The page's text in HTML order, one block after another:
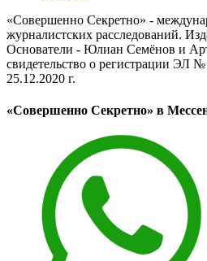
«Совершенно Секретно» -
журналистских расследований.
Основатели - Юлиан Семёнов и
свидетельство о регистрации ЭЛ
25.12.2020 г.
«Совершенно Секретно» в